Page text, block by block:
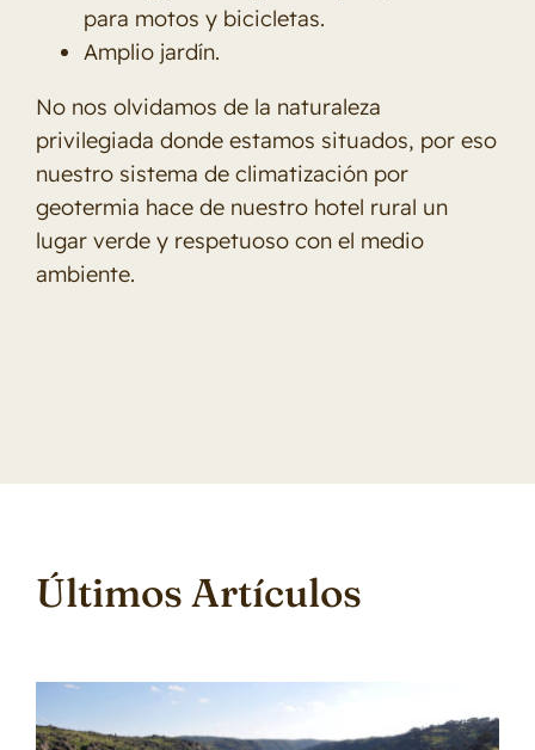
para motos y bicicletas.
Amplio jardín.
No nos olvidamos de la naturaleza
privilegiada donde estamos situados, por eso
nuestro sistema de climatización por
geotermia hace de nuestro hotel rural un
lugar verde y respetuoso con el medio
ambiente.
Últimos Artículos